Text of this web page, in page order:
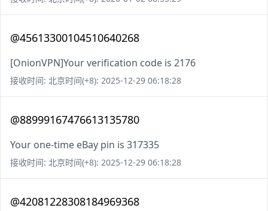
@45613300104510640268
[OnionVPN]Your verification code is 2176
接收时间: 北京时间(+8): 2025-12-29 06:18:28
@88999167476613135780
Your one-time eBay pin is 317335
接收时间: 北京时间(+8): 2025-12-29 06:18:28
@42081228308184969368